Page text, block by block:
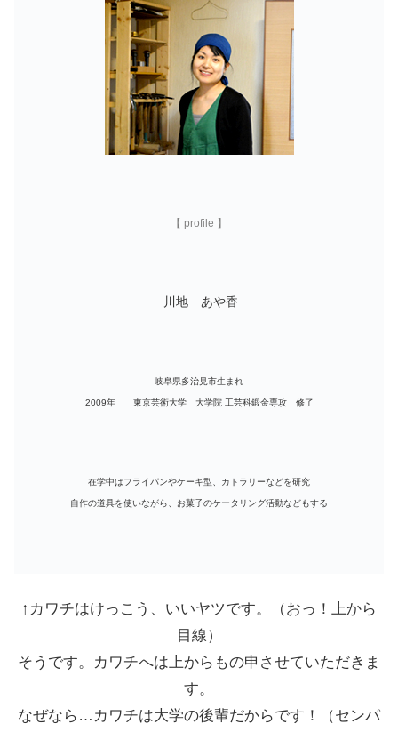
【 profile 】
川地 あや香
岐阜県多治見市生まれ
2009年 東京芸術大学 大学院 工芸科鍛金専攻 修了
在学中はフライパンやケーキ型、カトラリーなどを研究
自作の道具を使いながら、お菓子のケータリング活動などもする
↑カワチはけっこう、いいヤツです。（おっ！上から
目線）
そうです。カワチへは上からもの申させていただきま
す。
なぜなら…カワチは大学の後輩だからです！（センパ